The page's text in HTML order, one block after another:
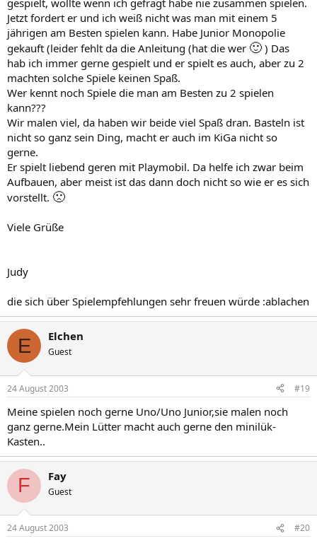
gespielt, wollte wenn ich gefragt habe nie zusammen spielen.
Jetzt fordert er und ich weiß nicht was man mit einem 5
jährigen am Besten spielen kann. Habe Junior Monopolie
gekauft (leider fehlt da die Anleitung (hat die wer 🙂 ) Das
hab ich immer gerne gespielt und er spielt es auch, aber zu 2
machten solche Spiele keinen Spaß.
Wer kennt noch Spiele die man am Besten zu 2 spielen
kann???
Wir malen viel, da haben wir beide viel Spaß dran. Basteln ist
nicht so ganz sein Ding, macht er auch im KiGa nicht so
gerne.
Er spielt liebend geren mit Playmobil. Da helfe ich zwar beim
Aufbauen, aber meist ist das dann doch nicht so wie er es sich
vorstellt. 🙁
Viele Grüße
Judy
die sich über Spielempfehlungen sehr freuen würde :ablachen
E Elchen
Guest
24 August 2003 #19
Meine spielen noch gerne Uno/Uno Junior,sie malen noch
ganz gerne.Mein Lütter macht auch gerne den minilük-
Kasten..
F Fay
Guest
24 August 2003 #20